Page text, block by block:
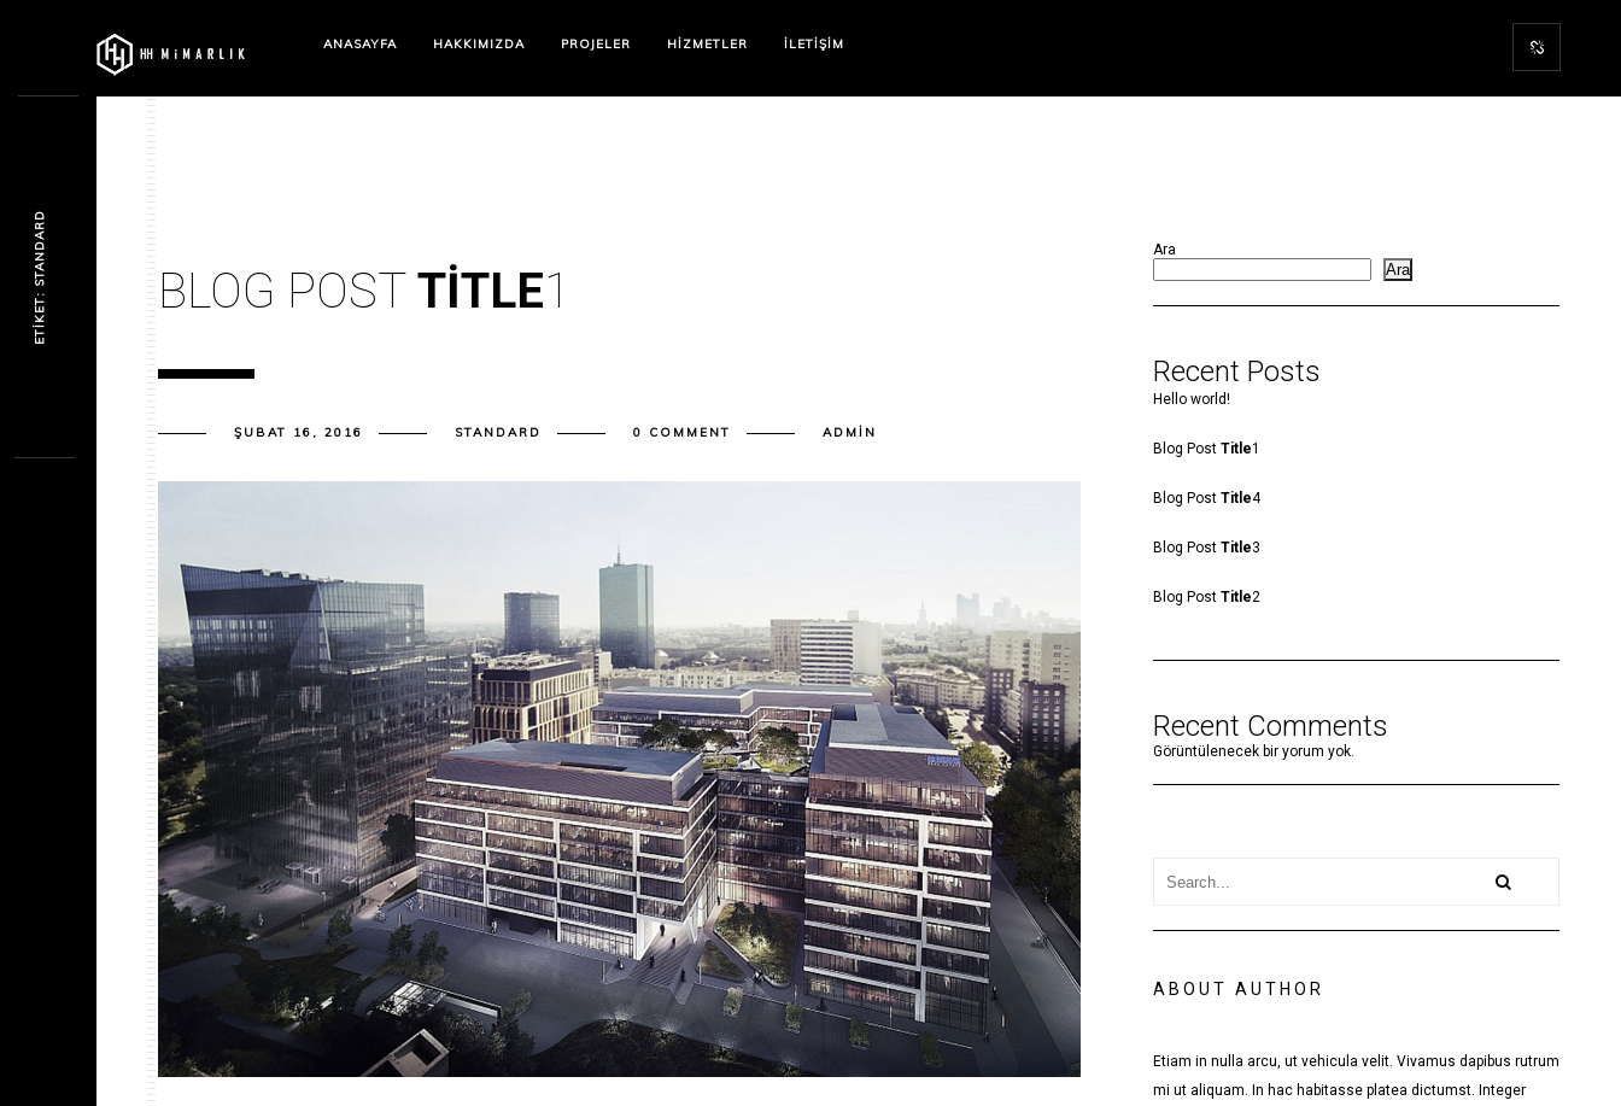
ANASAYFA HAKKIMIZDA PROJELER HIZMETLER İLETIŞIM
BLOG POSTTITLE1
ŞUBAT 16, 2016 STANDARD 0 COMMENT ADMIN
Ara
Ara
Recent Posts
Hello world!
Blog Post Title1
Blog Post Title4
Blog Post Title3
Blog Post Title2
Recent Comments
Görüntülenecek bir yorum yok.
ABOUT AUTHOR
Etiam in nulla arcu, ut vehicula velit. Vivamus dapibus rutrum
mi ut aliquam. In hac habitasse platea dictumst. Integer
ETIKET: STANDARD